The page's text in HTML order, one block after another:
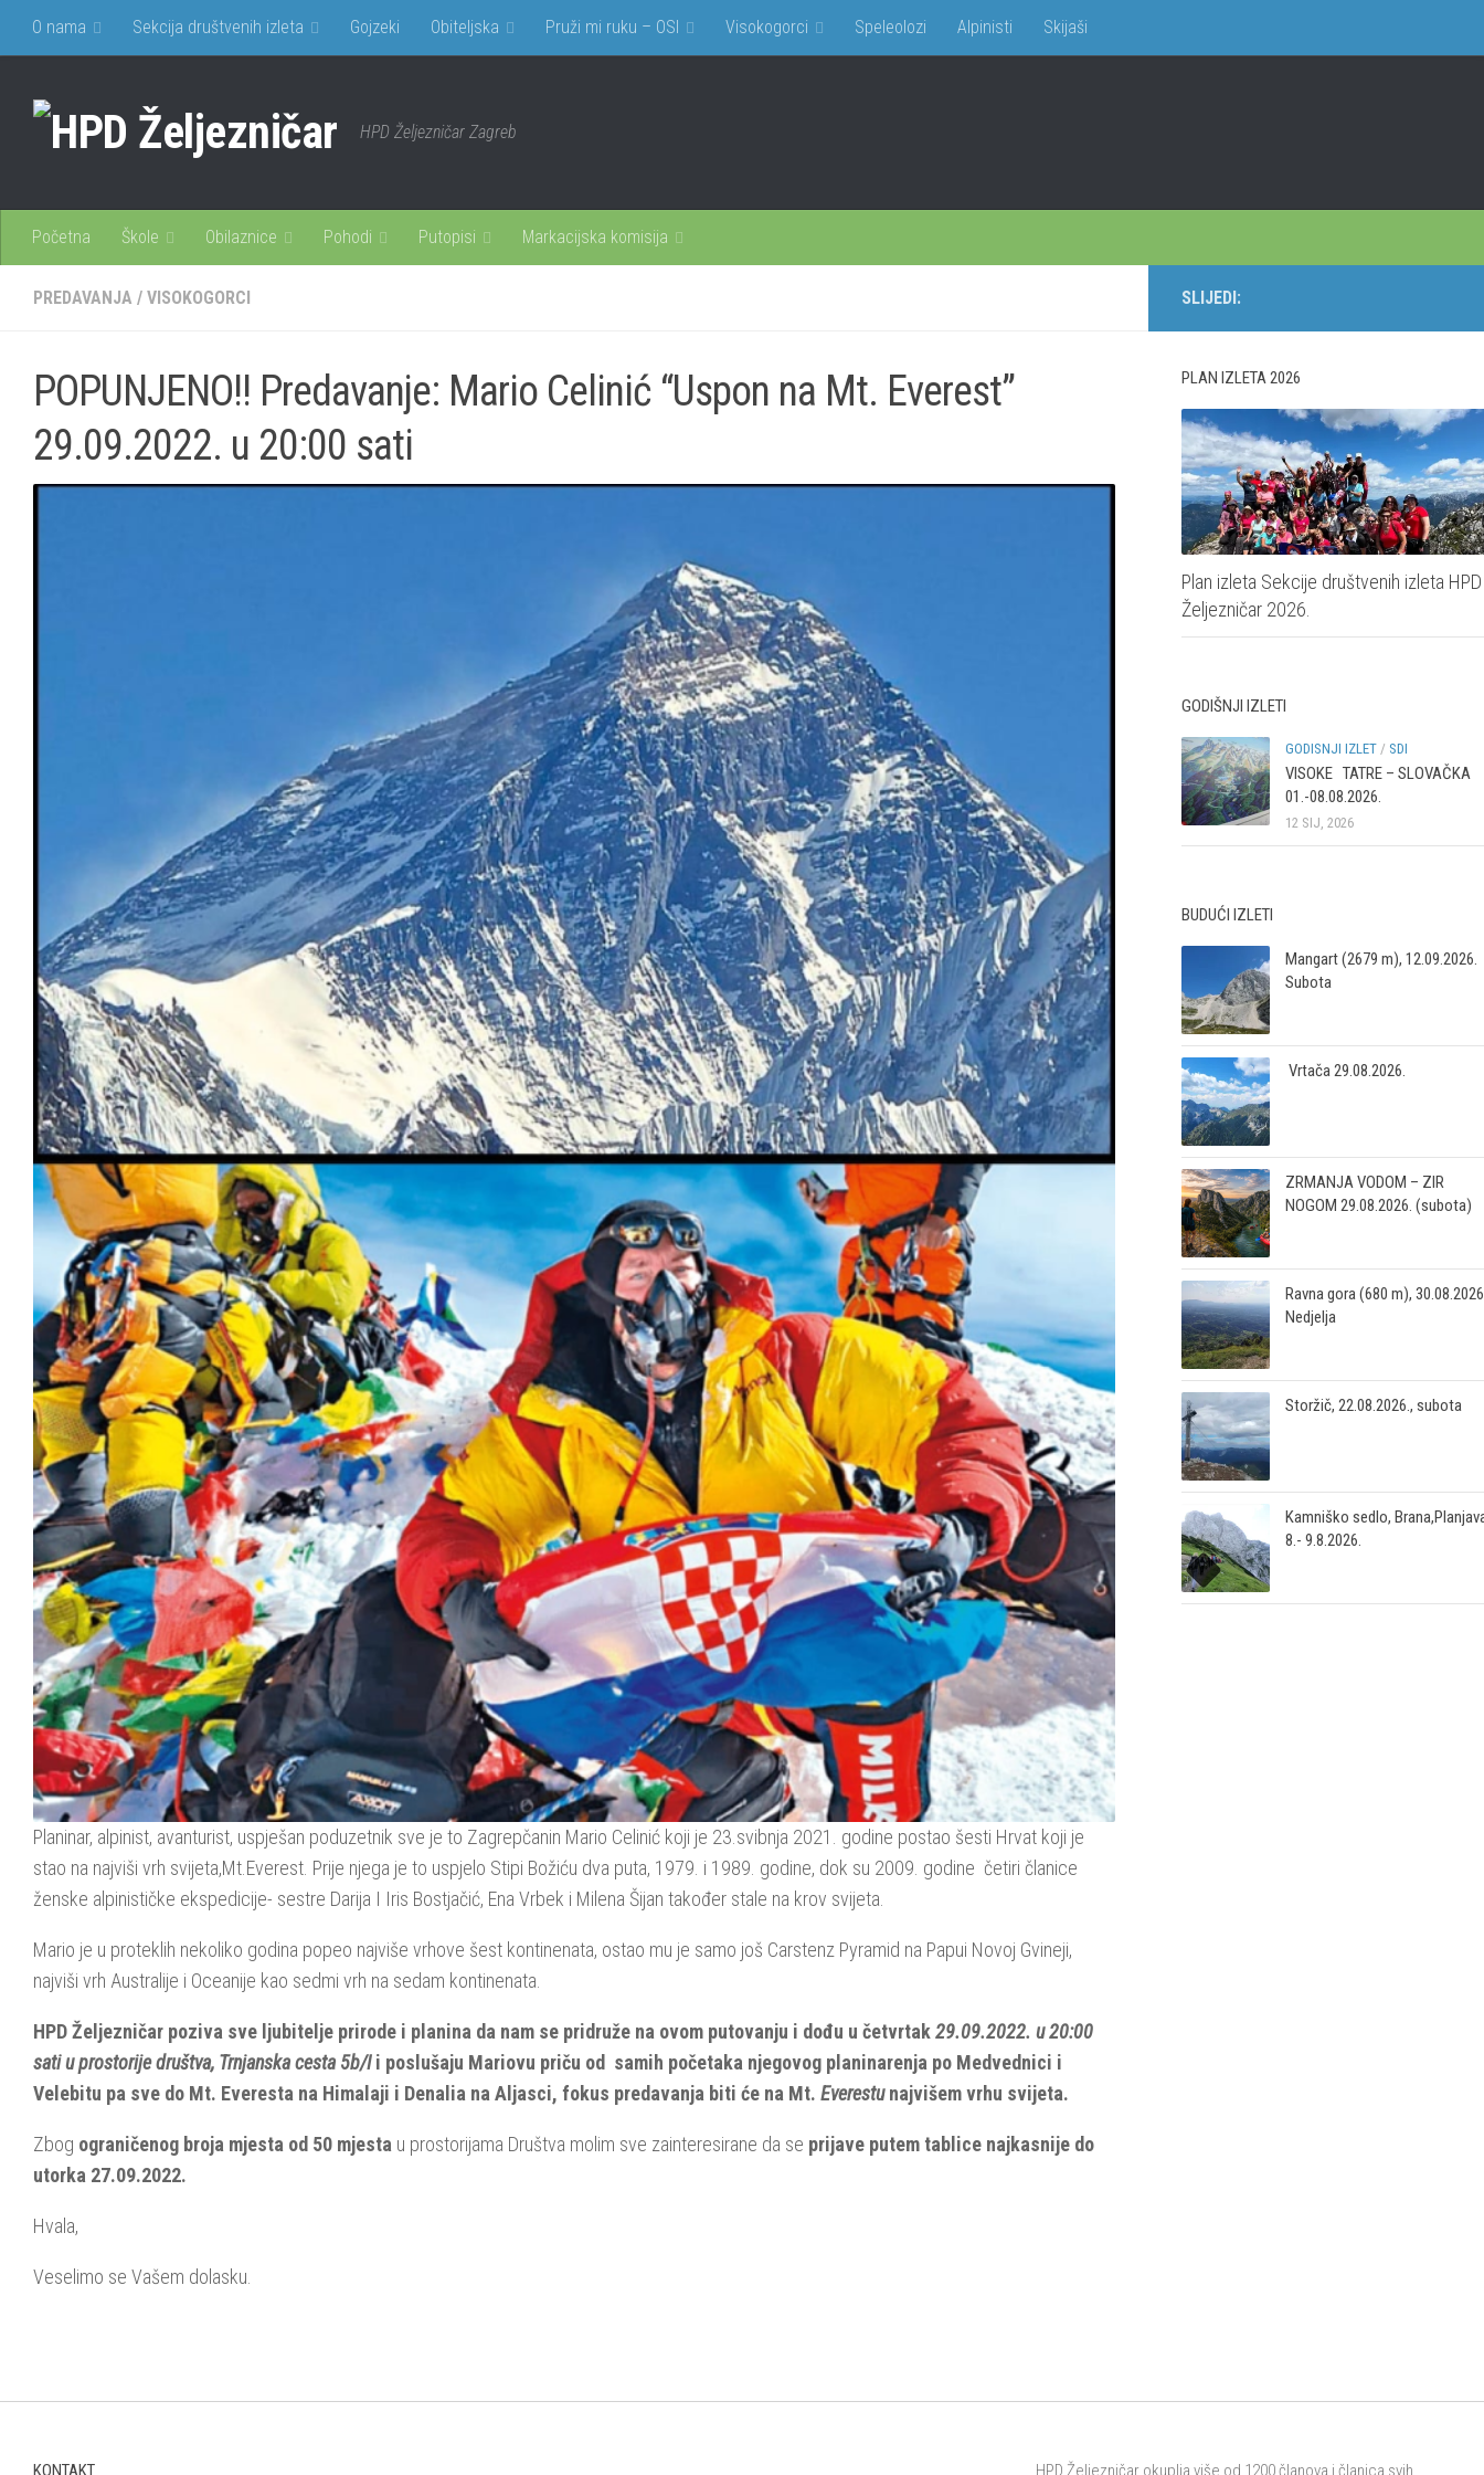
O nama Sekcija društvenih izleta Gojzeki Obiteljska Pruži mi ruku – OSI Visokogorci Speleolozi Alpinisti Skijaši
HPD Željezničar Zagreb
Početna Škole Obilaznice Pohodi Putopisi Markacijska komisija
PREDAVANJA / VISOKOGORCI
POPUNJENO!! Predavanje: Mario Celinić “Uspon na Mt. Everest”
29.09.2022. u 20:00 sati
Planinar, alpinist, avanturist, uspješan poduzetnik sve je to Zagrepčanin Mario Celinić koji je 23.svibnja 2021. godine postao šesti Hrvat koji je
stao na najviši vrh svijeta,Mt.Everest. Prije njega je to uspjelo Stipi Božiću dva puta, 1979. i 1989. godine, dok su 2009. godine četiri članice
ženske alpinističke ekspedicije- sestre Darija I Iris Bostjačić, Ena Vrbek i Milena Šijan također stale na krov svijeta.
Mario je u proteklih nekoliko godina popeo najviše vrhove šest kontinenata, ostao mu je samo još Carstenz Pyramid na Papui Novoj Gvineji,
najviši vrh Australije i Oceanije kao sedmi vrh na sedam kontinenata.
HPD Željezničar poziva sve ljubitelje prirode i planina da nam se pridruže na ovom putovanju i dođu u četvrtak29.09.2022. u 20:00
sati u prostorije društva, Trnjanska cesta 5b/Ii poslušaju Mariovu priču od samih početaka njegovog planinarenja po Medvednici i
Velebitu pa sve do Mt. Everesta na Himalaji i Denalia na Aljasci, fokus predavanja biti će na Mt. Everestunajvišem vrhu svijeta.
Zbog ograničenog broja mjesta od 50 mjesta u prostorijama Društva molim sve zainteresirane da se prijave putem tablice najkasnije do
utorka 27.09.2022.
Hvala,
Veselimo se Vašem dolasku.
SLIJEDI:
PLAN IZLETA 2026
Plan izleta Sekcije društvenih izleta HPD
Željezničar 2026.
GODIŠNJI IZLETI
GODISNJI IZLET / SDI
VISOKE TATRE – SLOVAČKA
01.-08.08.2026.
12 SIJ, 2026
BUDUĆI IZLETI
Mangart (2679 m), 12.09.2026.
Subota
Vrtača 29.08.2026.
ZRMANJA VODOM – ZIR
NOGOM 29.08.2026. (subota)
Ravna gora (680 m),
Nedjelja
Storžič, 22.08.2026., subota
Kamniško sedlo,
8.- 9.8.2026.
KONTAKT HPD Željezničar okuplja više od 1200 članova i članica svih